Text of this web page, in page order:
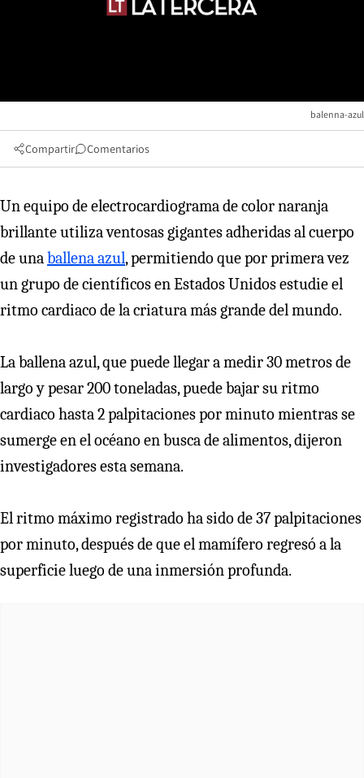
balenna-azul
Compartir Comentarios
Un equipo de electrocardiograma de color naranja
brillante utiliza ventosas gigantes adheridas al cuerpo
de unaballena azul, permitiendo que por primera vez
un grupo de científicos en Estados Unidos estudie el
ritmo cardiaco de la criatura más grande del mundo.
La ballena azul, que puede llegar a medir 30 metros de
largo y pesar 200 toneladas, puede bajar su ritmo
cardiaco hasta 2 palpitaciones por minuto mientras se
sumerge en el océano en busca de alimentos, dijeron
investigadores esta semana.
El ritmo máximo registrado ha sido de 37 palpitaciones
por minuto, después de que el mamífero regresó a la
superficie luego de una inmersión profunda.